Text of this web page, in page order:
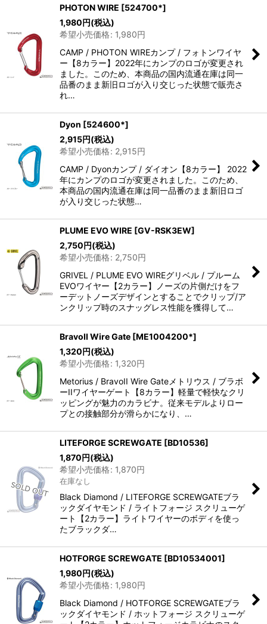
PHOTON WIRE [524700*]
1,980円(税込)
希望小売価格: 1,980円
CAMP / PHOTON WIREカンプ / フォトンワイヤ
ー【8カラー】2022年にカンプのロゴが変更され
ました。このため、本商品の国内流通在庫は同一
品番のまま新旧ロゴが入り交じった状態で販売さ
れ…
Dyon [524600*]
2,915円(税込)
希望小売価格: 2,915円
CAMP / Dyonカンプ / ダイオン【8カラー】 2022
年にカンプのロゴが変更されました。このため、
本商品の国内流通在庫は同一品番のまま新旧ロゴ
が入り交じった状態…
PLUME EVO WIRE [GV-RSK3EW]
2,750円(税込)
希望小売価格: 2,750円
GRIVEL / PLUME EVO WIREグリベル / プルーム
EVOワイヤー【2カラー】ノーズの片側だけをフ
ーデットノーズデザインとすることでクリップ/ア
ンクリップ時のスナッグレス性能を獲得して…
BravoII Wire Gate [ME1004200*]
1,320円(税込)
希望小売価格: 1,320円
Metorius / BravoII Wire Gateメトリウス / ブラボ
ーIIワイヤーゲート【8カラー】軽量で軽快なクリ
ッピングが魅力のカラビナ。従来モデルよりロー
プとの接触部分が滑らかになり、…
LITEFORGE SCREWGATE [BD10536]
1,870円(税込)
希望小売価格: 1,870円
在庫なし
Black Diamond / LITEFORGE SCREWGATEブラ
ックダイヤモンド / ライトフォージ スクリューゲ
ート【2カラー】ライトワイヤーのボディを使っ
たブラックダ…
HOTFORGE SCREWGATE [BD10534001]
1,980円(税込)
希望小売価格: 1,980円
Black Diamond / HOTFORGE SCREWGATEブラ
ックダイヤモンド / ホットフォージ スクリューゲ